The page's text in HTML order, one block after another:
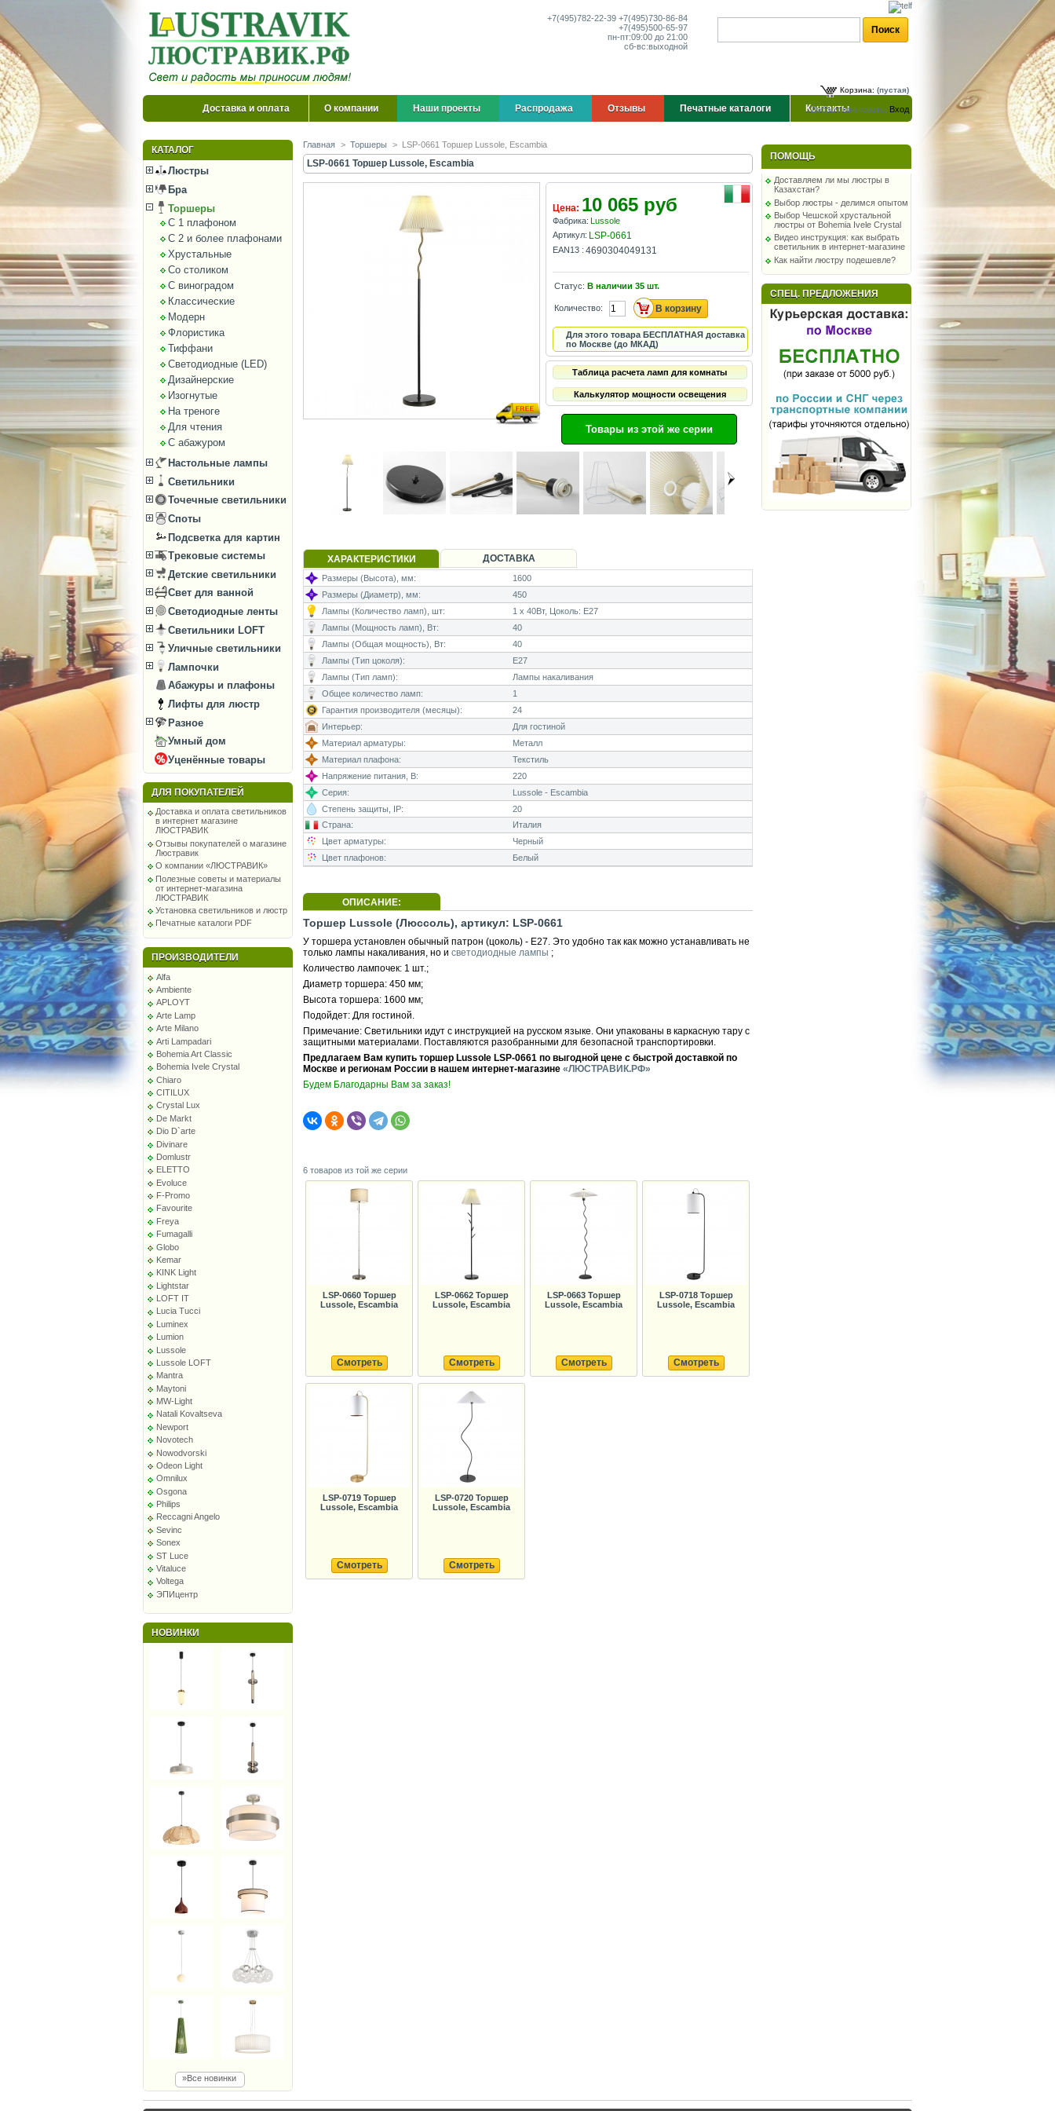
+7(495)782-22-39 +7(495)730-86-84
+7(495)500-65-97
пн-пт:09:00 до 21:00
сб-вс:выходной
Корзина: (пустая)
Добро пожаловать, Вход
Доставка и оплата О компании Наши проекты Распродажа Отзывы Печатные каталоги Контакты
КАТАЛОГ
Люстры
Бра
Торшеры
С 1 плафоном
С 2 и более плафонами
Хрустальные
Со столиком
С виноградом
Классические
Модерн
Флористика
Тиффани
Светодиодные (LED)
Дизайнерские
Изогнутые
На треноге
Для чтения
С абажуром
Настольные лампы
Светильники
Точечные светильники
Споты
Подсветка для картин
Трековые системы
Детские светильники
Свет для ванной
Светодиодные ленты
Светильники LOFT
Уличные светильники
Лампочки
Абажуры и плафоны
Лифты для люстр
Разное
Умный дом
Уценённые товары
ДЛЯ ПОКУПАТЕЛЕЙ
Доставка и оплата светильников
в интернет магазине
ЛЮСТРАВИК
Отзывы покупателей о магазине
Люстравик
О компании «ЛЮСТРАВИК»
Полезные советы и материалы
от интернет-магазина
ЛЮСТРАВИК
Установка светильников и люстр
Печатные каталоги PDF
ПРОИЗВОДИТЕЛИ
Alfa
Ambiente
APLOYT
Arte Lamp
Arte Milano
Arti Lampadari
Bohemia Art Classic
Bohemia Ivele Crystal
Chiaro
CITILUX
Crystal Lux
De Markt
Dio D`arte
Divinare
Domlustr
ELETTO
Evoluce
F-Promo
Favourite
Freya
Fumagalli
Globo
Kemar
KINK Light
Lightstar
LOFT IT
Lucia Tucci
Luminex
Lumion
Lussole
Lussole LOFT
Mantra
Maytoni
MW-Light
Natali Kovaltseva
Newport
Novotech
Nowodvorski
Odeon Light
Omnilux
Osgona
Philips
Reccagni Angelo
Sevinc
Sonex
ST Luce
Vitaluce
Voltega
ЭПИцентр
НОВИНКИ
»Все новинки
Главная > Торшеры > LSP-0661 Торшер Lussole, Escambia
LSP-0661 Торшер Lussole, Escambia
Цена: 10 065 руб
Фабрика: Lussole
Артикул: LSP-0661
EAN13 : 4690304049131
Статус: В наличии 35 шт.
Количество:
Для этого товара БЕСПЛАТНАЯ доставка
по Москве (до МКАД)
Таблица расчета ламп для комнаты
Калькулятор мощности освещения
Товары из этой же серии
ХАРАКТЕРИСТИКИ ДОСТАВКА
Размеры (Высота), мм:
1600
Размеры (Диаметр), мм:
450
Лампы (Количество ламп), шт:
1 x 40Вт, Цоколь: E27
Лампы (Мощность ламп), Вт:
40
Лампы (Общая мощность), Вт:
40
Лампы (Тип цоколя):
E27
Лампы (Тип ламп):
Лампы накаливания
Общее количество ламп:
1
Гарантия производителя (месяцы):
24
Интерьер:
Для гостиной
Материал арматуры:
Металл
Материал плафона:
Текстиль
Напряжение питания, В:
220
Серия:
Lussole - Escambia
Степень защиты, IP:
20
Страна:
Италия
Цвет арматуры:
Черный
Цвет плафонов:
Белый
ОПИСАНИЕ:
Торшер Lussole (Люссоль), артикул: LSP-0661
У торшера установлен обычный патрон (цоколь) - E27. Это удобно так как можно устанавливать не
только лампы накаливания, но и светодиодные лампы ;
Количество лампочек: 1 шт.;
Диаметр торшера: 450 мм;
Высота торшера: 1600 мм;
Подойдет: Для гостиной.
Примечание: Светильники идут с инструкцией на русском языке. Они упакованы в каркасную тару с
защитными материалами. Поставляются разобранными для безопасной транспортировки.
Предлагаем Вам купить торшер Lussole LSP-0661 по выгодной цене с быстрой доставкой по
Москве и регионам России в нашем интернет-магазине «ЛЮСТРАВИК.РФ»
Будем Благодарны Вам за заказ!
6 товаров из той же серии
LSP-0660 Торшер
Lussole, Escambia
Смотреть
LSP-0662 Торшер
Lussole, Escambia
Смотреть
LSP-0663 Торшер
Lussole, Escambia
Смотреть
LSP-0718 Торшер
Lussole, Escambia
Смотреть
LSP-0719 Торшер
Lussole, Escambia
Смотреть
LSP-0720 Торшер
Lussole, Escambia
Смотреть
ПОМОЩЬ
Доставляем ли мы люстры в
Казахстан?
Выбор люстры - делимся опытом
Выбор Чешской хрустальной
люстры от Bohemia Ivele Crystal
Видео инструкция: как выбрать
светильник в интернет-магазине
Как найти люстру подешевле?
СПЕЦ. ПРЕДЛОЖЕНИЯ